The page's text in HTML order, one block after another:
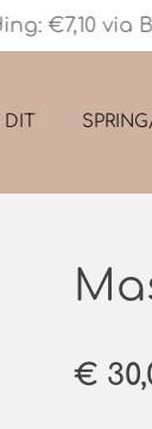
€7,10 via
DIT
€